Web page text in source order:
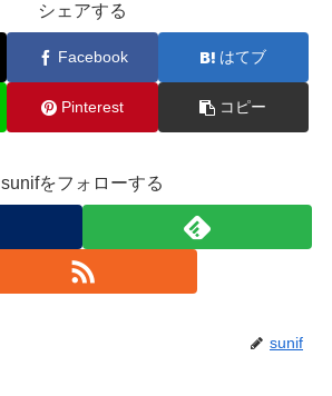
シェアする
Facebook はてブ
Pinterest コピー
sunifをフォローする
sunif